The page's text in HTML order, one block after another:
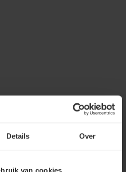
Details Over
van cookies